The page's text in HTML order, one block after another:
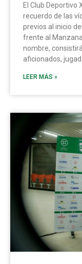
El Club Deportivo
recuerdo de las
previos al inicio
frente al
nombre,
aficionados,
LEER MÁS »